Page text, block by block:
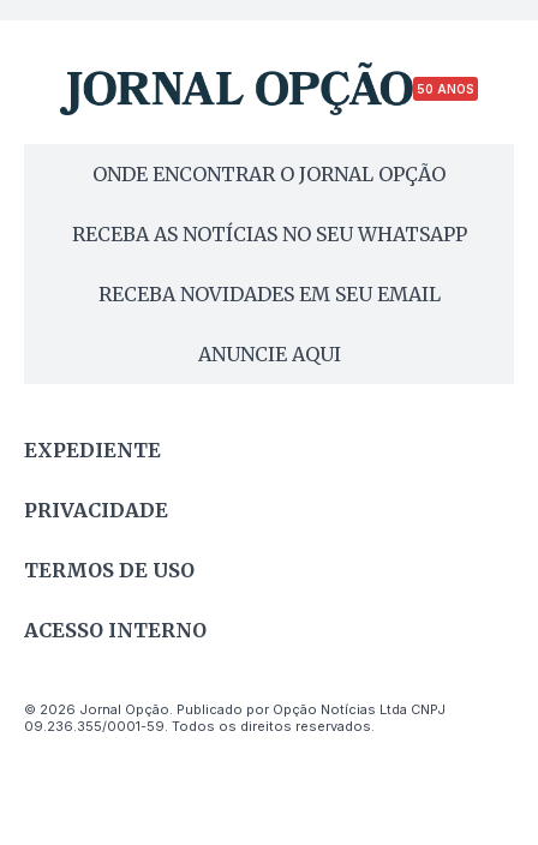
50 ANOS
ONDE ENCONTRAR O JORNAL OPÇÃO
RECEBA AS NOTÍCIAS NO SEU WHATSAPP
RECEBA NOVIDADES EM SEU EMAIL
ANUNCIE AQUI
EXPEDIENTE
PRIVACIDADE
TERMOS DE USO
ACESSO INTERNO
© 2026 Jornal Opção. Publicado por Opção Notícias Ltda CNPJ
09.236.355/0001-59. Todos os direitos reservados.